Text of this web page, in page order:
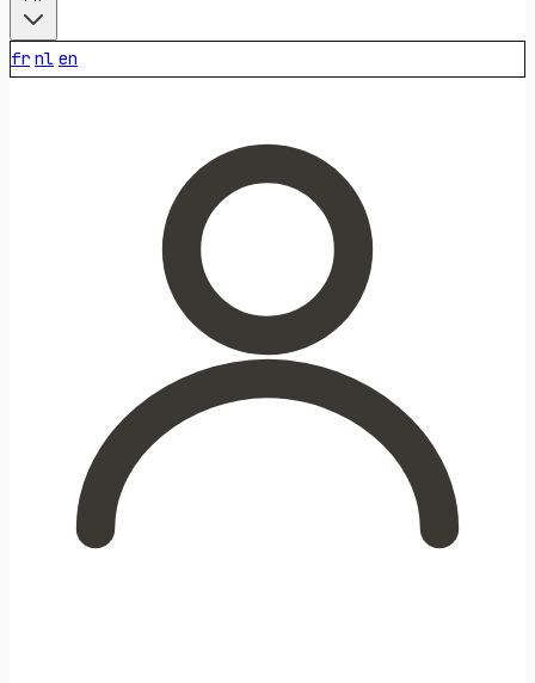
fr nl en